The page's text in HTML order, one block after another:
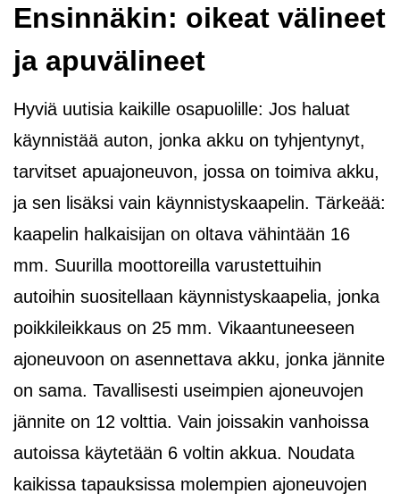
Ensinnäkin: oikeat välineet
ja apuvälineet
Hyviä uutisia kaikille osapuolille: Jos haluat
käynnistää auton, jonka akku on tyhjentynyt,
tarvitset apuajoneuvon, jossa on toimiva akku,
ja sen lisäksi vain käynnistyskaapelin. Tärkeää:
kaapelin halkaisijan on oltava vähintään 16
mm. Suurilla moottoreilla varustettuihin
autoihin suositellaan käynnistyskaapelia, jonka
poikkileikkaus on 25 mm. Vikaantuneeseen
ajoneuvoon on asennettava akku, jonka jännite
on sama. Tavallisesti useimpien ajoneuvojen
jännite on 12 volttia. Vain joissakin vanhoissa
autoissa käytetään 6 voltin akkua. Noudata
kaikissa tapauksissa molempien ajoneuvojen